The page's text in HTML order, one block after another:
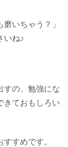
いちゃう？」
いね♪
すの、勉強にな
きておもしろい
すめです。